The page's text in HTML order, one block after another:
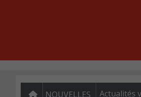
NOUVELLES Actualités